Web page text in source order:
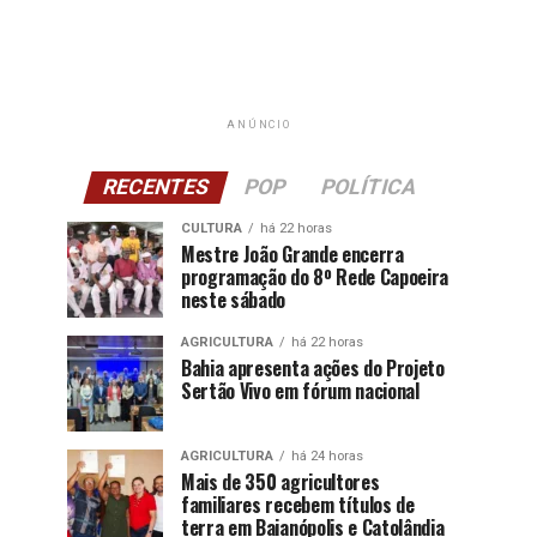
ANÚNCIO
RECENTES POP POLÍTICA
CULTURA há 22 horas
Mestre João Grande encerra
programação do 8º Rede Capoeira
neste sábado
AGRICULTURA há 22 horas
Bahia apresenta ações do Projeto
Sertão Vivo em fórum nacional
AGRICULTURA há 24 horas
Mais de 350 agricultores
familiares recebem títulos de
terra em Baianópolis e Catolândia